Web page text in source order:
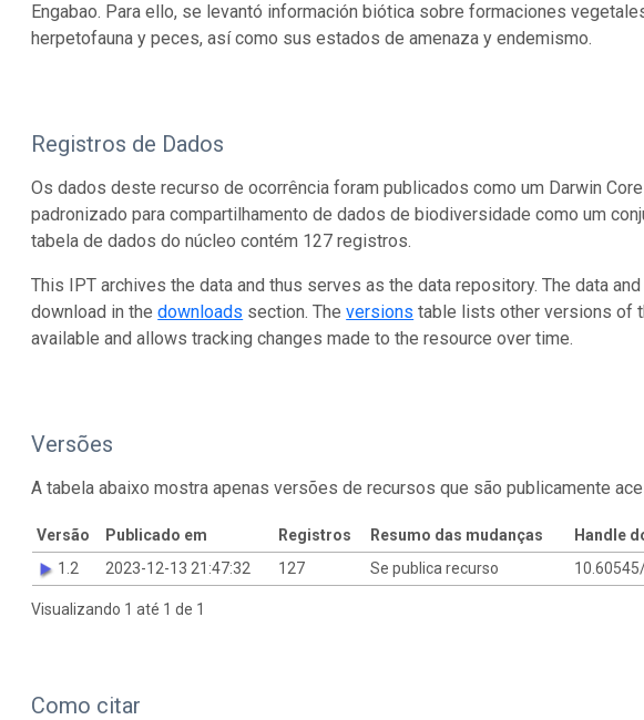
Engabao. Para ello, se levantó información biótica sobre formaciones
herpetofauna y peces, así como sus estados de amenaza y endemismo.
Registros de Dados
Os dados deste recurso de ocorrência foram publicados como um Darwin
padronizado para compartilhamento de dados de biodiversidade como um
tabela de dados do núcleo contém 127 registros.
This IPT archives the data and thus serves as the data repository. The data
download in thedownloads section. Theversions table lists other versions of
available and allows tracking changes made to the resource over time.
Versões
A tabela abaixo mostra apenas versões de recursos que são publicamente
Versão Publicado em Registros Resumo das mudanças Handle
1.2
2023-12-13 21:47:32 127 Se publica recurso
Visualizando 1 até 1 de 1
Como citar